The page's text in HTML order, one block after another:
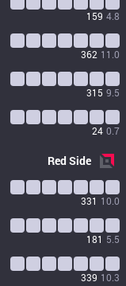
159 4.8
362 11.0
315 9.5
24 0.7
RedSide
331 10.0
181 5.5
339 10.3